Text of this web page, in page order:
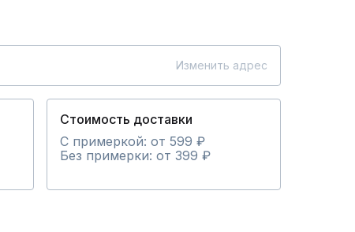
Изменить адрес
Стоимость доставки
С примеркой: от 599 ₽
Без примерки: от 399 ₽